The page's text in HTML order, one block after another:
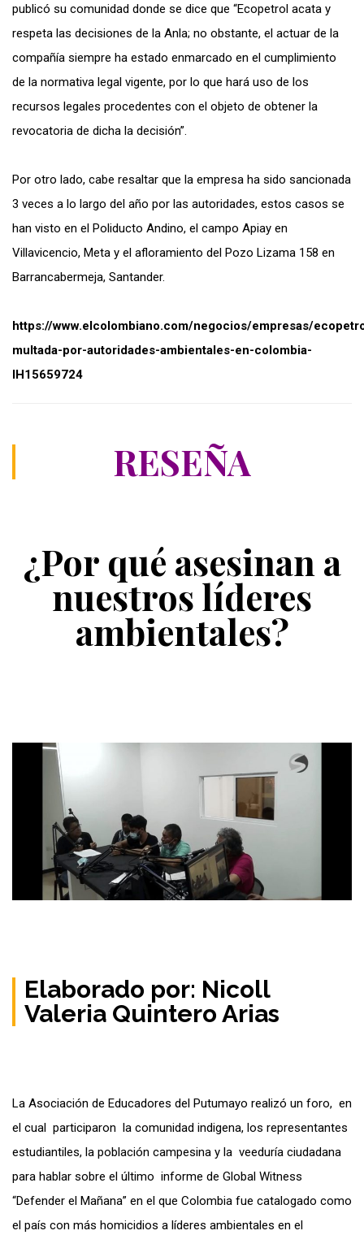
publicó su comunidad donde se dice que “Ecopetrol acata y
respeta las decisiones de la Anla; no obstante, el actuar de la
compañía siempre ha estado enmarcado en el cumplimiento
de la normativa legal vigente, por lo que hará uso de los
recursos legales procedentes con el objeto de obtener la
revocatoria de dicha la decisión”.
Por otro lado, cabe resaltar que la empresa ha sido sancionada
3 veces a lo largo del año por las autoridades, estos casos se
han visto en el Poliducto Andino, el campo Apiay en
Villavicencio, Meta y el afloramiento del Pozo Lizama 158 en
Barrancabermeja, Santander.
https://www.elcolombiano.com/negocios/empresas/
multada-por-autoridades-ambientales-en-colombia-
IH15659724
RESEÑA
¿Por qué asesinan a
nuestros líderes
ambientales?
Elaborado por: Nicoll
Valeria Quintero Arias
La Asociación de Educadores del Putumayo realizó un foro, en
el cual participaron la comunidad indigena, los representantes
estudiantiles, la población campesina y la veeduría ciudadana
para hablar sobre el último informe de Global Witness
“Defender el Mañana” en el que Colombia fue catalogado como
el país con más homicidios a líderes ambientales en el